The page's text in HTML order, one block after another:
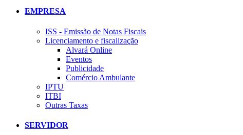
EMPRESA
ISS - Emissão de Notas Fiscais
Licenciamento e fiscalização
Alvará Online
Eventos
Publicidade
Comércio Ambulante
IPTU
ITBI
Outras Taxas
SERVIDOR